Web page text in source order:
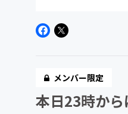
メンバー限定
本日23時から